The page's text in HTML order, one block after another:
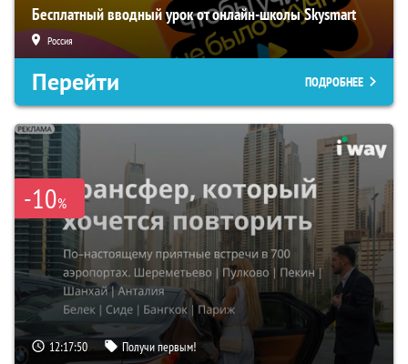
Бесплатный вводный урок от онлайн-школы Skysmart
Россия
Перейти ПОДРОБНЕЕ
-10%
12:17:49 Получи первым!